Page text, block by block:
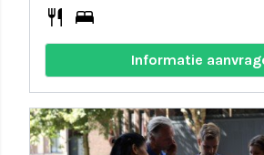
restaurant bed
Informatie